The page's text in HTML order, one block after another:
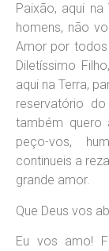
Paixão, aqui
homens, não
Amor por todos
Diletíssimo
aqui na Terra,
reservatório
também quero
peço-vos,
continueis a
grande amor.
Que Deus vos
Eu vos amo!